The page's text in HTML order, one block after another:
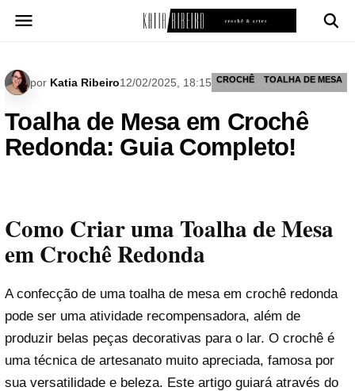
para
por Katia Ribeiro12/02/2025, 18:15 CROCHÊ TOALHA DE MESA
Toalha de Mesa em Crochê
Redonda: Guia Completo!
Como Criar uma Toalha de Mesa
em Crochê Redonda
A confecção de uma toalha de mesa em crochê redonda
pode ser uma atividade recompensadora, além de
produzir belas peças decorativas para o lar. O crochê é
uma técnica de artesanato muito apreciada, famosa por
sua versatilidade e beleza. Este artigo guiará através do